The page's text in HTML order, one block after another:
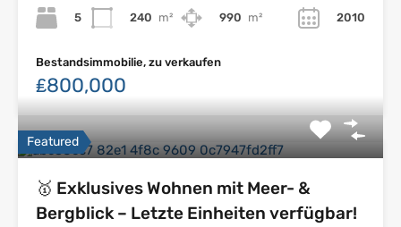
5
240 m²
990 m²
2010
Bestandsimmobilie, zu verkaufen
₤800,000
Featured
🥇 Exklusives Wohnen mit Meer- &
Bergblick – Letzte Einheiten verfügbar!